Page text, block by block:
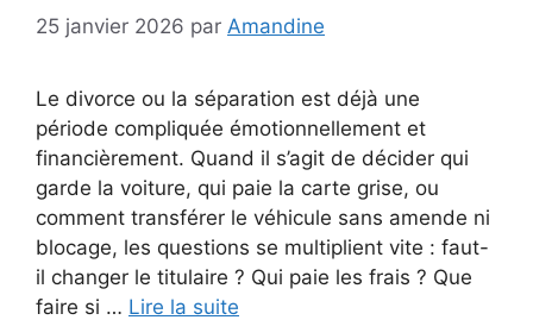
25 janvier 2026 par Amandine
Le divorce ou la séparation est déjà une
période compliquée émotionnellement et
financièrement. Quand il s’agit de décider qui
garde la voiture, qui paie la carte grise, ou
comment transférer le véhicule sans amende ni
blocage, les questions se multiplient vite : faut-
il changer le titulaire ? Qui paie les frais ? Que
faire si … Lire la suite